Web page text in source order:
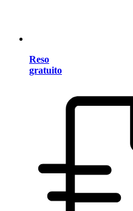
Reso
gratuito